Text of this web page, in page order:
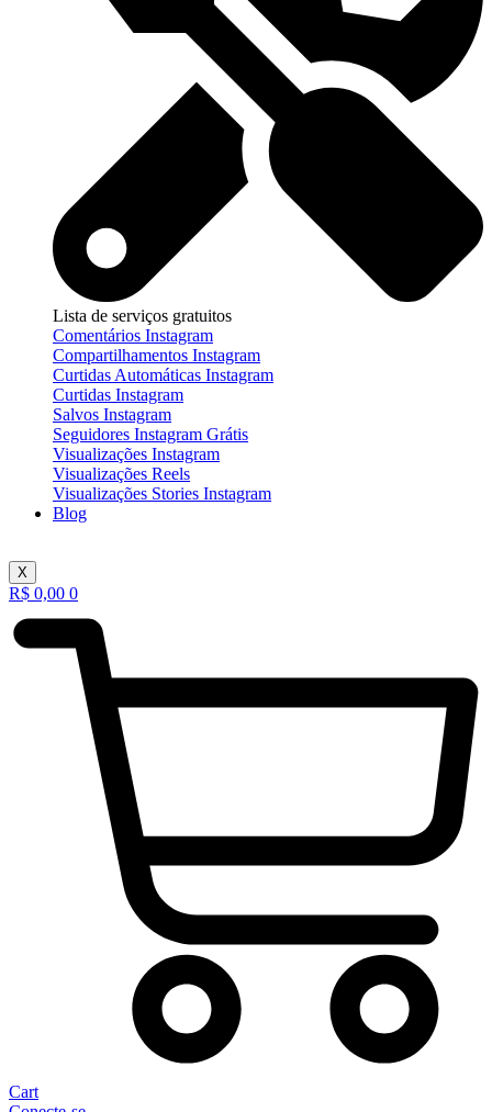
Lista de serviços gratuitos
Comentários Instagram
Compartilhamentos Instagram
Curtidas Automáticas Instagram
Curtidas Instagram
Salvos Instagram
Seguidores Instagram Grátis
Visualizações Instagram
Visualizações Reels
Visualizações Stories Instagram
Blog
X
R$ 0,00 0
Cart